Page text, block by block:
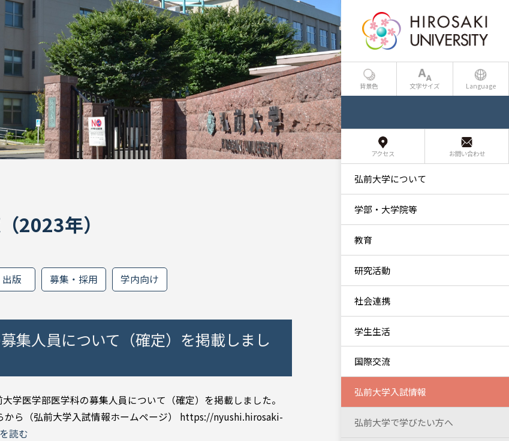
2023年）
出版 募集・採用 学内向け
集人員について（確定）を掲載しまし
学医学部医学科の募集人員について（確定）を掲載しました。
ら（弘前大学入試情報ホームページ） https://nyushi.hirosaki-
読む
背景色 文字サイズ Language
アクセス お問い合わせ
弘前大学について
学部・大学院等
教育
研究活動
社会連携
学生生活
国際交流
弘前大学入試情報
弘前大学で学びたい方へ